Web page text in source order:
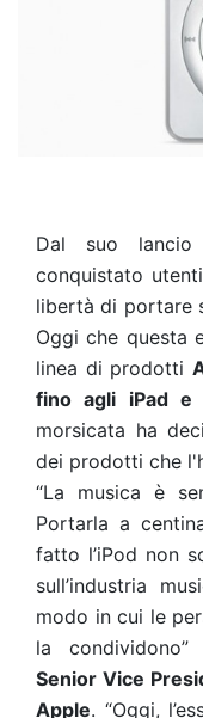
Dal suo lancio
conquistato
libertà di portare
Oggi che questa
linea di prodotti
fino agli iPad e
morsicata ha
dei prodotti che
“La musica è
Portarla a
fatto l’iPod non
sull’industria
modo in cui le
la condividono”
Senior Vice
Apple. “Oggi,